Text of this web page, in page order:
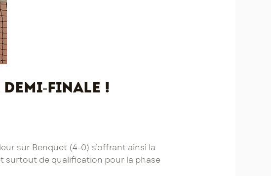
demi-finale !
sur Benquet (4-0) s’offrant ainsi la
surtout de qualification pour la phase